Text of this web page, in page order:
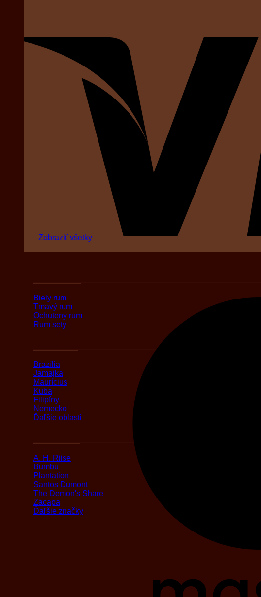
Zobraziť všetky
Biely rum
Tmavý rum
Ochutený rum
Rum sety
Brazília
Jamajka
Maurícius
Kuba
Filipíny
Nemecko
Ďaľšie oblasti
A. H. Riise
Bumbu
Plantation
Santos Dumont
The Demon's Share
Zacapa
Ďaľšie značky